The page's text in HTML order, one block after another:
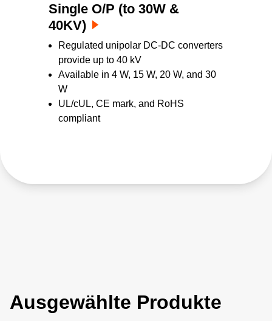
Single O/P (to 30W &
40KV)
Regulated unipolar DC-DC converters
provide up to 40 kV
Available in 4 W, 15 W, 20 W, and 30
W
UL/cUL, CE mark, and RoHS
compliant
Ausgewählte Produkte